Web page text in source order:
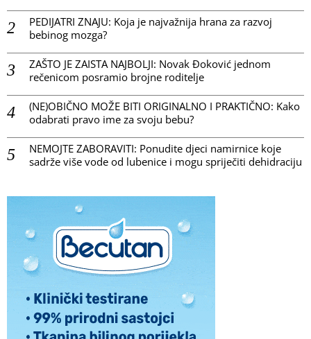
PEDIJATRI ZNAJU: Koja je najvažnija hrana za razvoj
bebinog mozga?
ZAŠTO JE ZAISTA NAJBOLJI: Novak Đoković jednom
rečenicom posramio brojne roditelje
(NE)OBIČNO MOŽE BITI ORIGINALNO I PRAKTIČNO: Kako
odabrati pravo ime za svoju bebu?
NEMOJTE ZABORAVITI: Ponudite djeci namirnice koje
sadrže više vode od lubenice i mogu spriječiti dehidraciju